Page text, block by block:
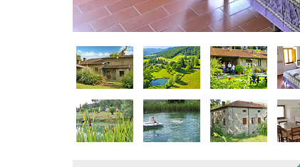
CHIEDI
CODICE
SCONTO
Video
Tutorial